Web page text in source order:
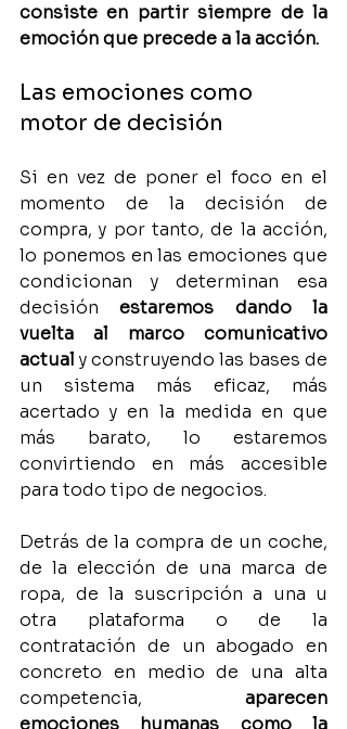
consiste en partir siempre de la
emoción que precede a la acción.
Las emociones como
motor de decisión
Si en vez de poner el foco en el
momento de la decisión de
compra, y por tanto, de la acción,
lo ponemos en las emociones que
condicionan y determinan esa
decisión estaremos dando la
vuelta al marco comunicativo
actual y construyendo las bases de
un sistema más eficaz, más
acertado y en la medida en que
más barato, lo estaremos
convirtiendo en más accesible
para todo tipo de negocios.
Detrás de la compra de un coche,
de la elección de una marca de
ropa, de la suscripción a una u
otra plataforma o de la
contratación de un abogado en
concreto en medio de una alta
competencia, aparecen
emociones humanas como la